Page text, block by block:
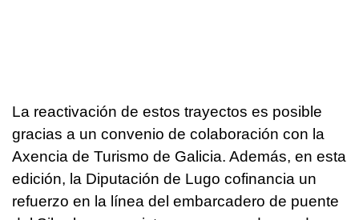
La reactivación de estos trayectos es posible
gracias a un convenio de colaboración con la
Axencia de Turismo de Galicia. Además, en esta
edición, la Diputación de Lugo cofinancia un
refuerzo en la línea del embarcadero de puente